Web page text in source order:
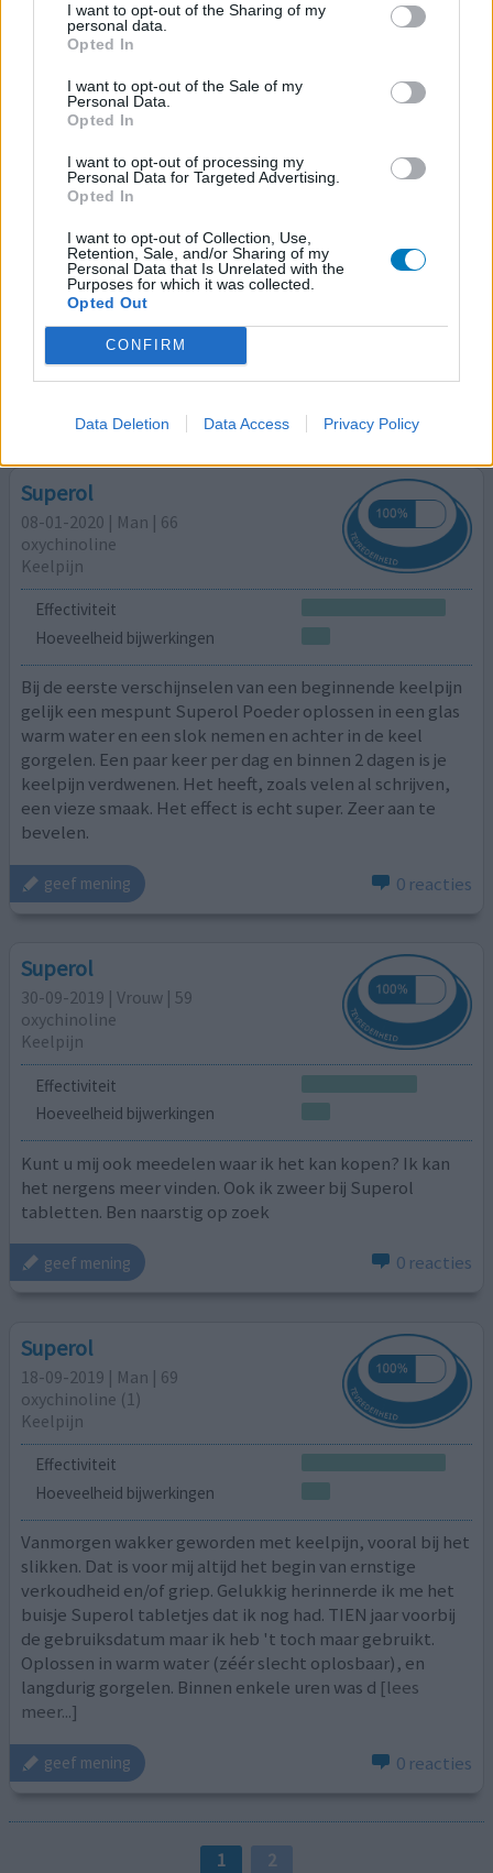
I want to opt-out of the Sharing of my
personal data.
Opted In
I want to opt-out of the Sale of my
Personal Data.
Opted In
I want to opt-out of processing my
Personal Data for Targeted Advertising.
Opted In
I want to opt-out of Collection, Use,
Retention, Sale, and/or Sharing of my
Personal Data that Is Unrelated with the
Purposes for which it was collected.
Opted Out
CONFIRM
Data Deletion Data Access Privacy Policy
Superol
18-01-2020 | Vrouw | 69
Keelpijn
Effectiviteit
Hoeveelheid bijwerkingen
Bij ons thuis, vroeger (1960), werd dit al gebruikt bij
beginnende keelpijn; tabletjes die in water werden
opgelost. Heb ze altijd in huis gehad totdat het middel
uit de verkoop werd gehaald. Tot mn grote opluchting is
het in poedervorm gewoon online in NL verkrijgbaar. Het
is zeer effectief bij keelpijn, meer dan welk zuigtablet
ook. Niet gebruiken tijdens zwangerschap
Superol
08-01-2020 | Man | 66
oxychinoline
Keelpijn
Effectiviteit
Hoeveelheid bijwerkingen
Bij de eerste verschijnselen van een beginnende keelpijn
gelijk een mespunt Superol Poeder oplossen in een glas
warm water en een slok nemen en achter in de keel
gorgelen. Een paar keer per dag en binnen 2 dagen is je
keelpijn verdwenen. Het heeft, zoals velen al schrijven,
een vieze smaak. Het effect is echt super. Zeer aan te
bevelen.
geef mening 0 reacties
Superol
30-09-2019 | Vrouw | 59
oxychinoline
Keelpijn
Effectiviteit
Hoeveelheid bijwerkingen
Kunt u mij ook meedelen waar ik het kan kopen? Ik kan
het nergens meer vinden. Ook ik zweer bij Superol
tabletten. Ben naarstig op zoek
geef mening 0 reacties
Superol
18-09-2019 | Man | 69
oxychinoline (1)
Keelpijn
Effectiviteit
Hoeveelheid bijwerkingen
Vanmorgen wakker geworden met keelpijn, vooral bij het
slikken. Dat is voor mij altijd het begin van ernstige
verkoudheid en/of griep. Gelukkig herinnerde ik me het
buisje Superol tabletjes dat ik nog had. TIEN jaar voorbij
de gebruiksdatum maar ik heb 't toch maar gebruikt.
Oplossen in warm water (zéér slecht oplosbaar), en
langdurig gorgelen. Binnen enkele uren was d [lees
meer...]
geef mening 0 reacties
1 2